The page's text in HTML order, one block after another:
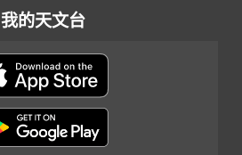
我的天文台